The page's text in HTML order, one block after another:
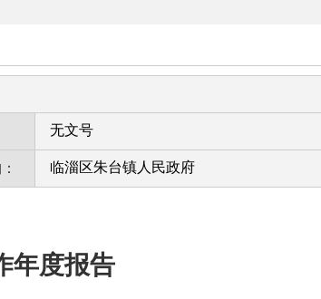
无文号
临淄区朱台镇人民政府
年度报告